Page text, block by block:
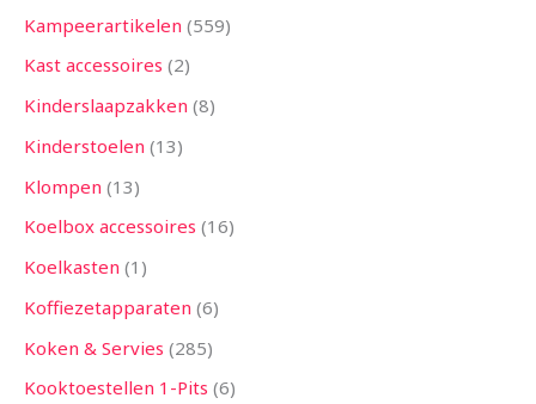
Kampeerartikelen 559
Kast accessoires 2
Kinderslaapzakken 8
Kinderstoelen 13
Klompen 13
Koelbox accessoires 16
Koelkasten 1
Koffiezetapparaten 6
Koken & Servies 285
Kooktoestellen 1-Pits 6